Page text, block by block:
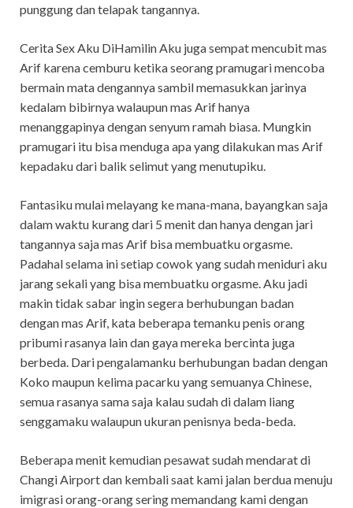
punggung dan telapak tangannya.
Cerita Sex Aku DiHamilin Aku juga sempat mencubit mas
Arif karena cemburu ketika seorang pramugari mencoba
bermain mata dengannya sambil memasukkan jarinya
kedalam bibirnya walaupun mas Arif hanya
menanggapinya dengan senyum ramah biasa. Mungkin
pramugari itu bisa menduga apa yang dilakukan mas Arif
kepadaku dari balik selimut yang menutupiku.
Fantasiku mulai melayang ke mana-mana, bayangkan saja
dalam waktu kurang dari 5 menit dan hanya dengan jari
tangannya saja mas Arif bisa membuatku orgasme.
Padahal selama ini setiap cowok yang sudah meniduri aku
jarang sekali yang bisa membuatku orgasme. Aku jadi
makin tidak sabar ingin segera berhubungan badan
dengan mas Arif, kata beberapa temanku penis orang
pribumi rasanya lain dan gaya mereka bercinta juga
berbeda. Dari pengalamanku berhubungan badan dengan
Koko maupun kelima pacarku yang semuanya Chinese,
semua rasanya sama saja kalau sudah di dalam liang
senggamaku walaupun ukuran penisnya beda-beda.
Beberapa menit kemudian pesawat sudah mendarat di
Changi Airport dan kembali saat kami jalan berdua menuju
imigrasi orang-orang sering memandang kami dengan